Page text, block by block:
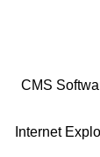
CMS
Internet